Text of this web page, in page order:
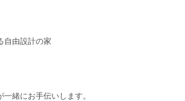
自由設計の家
緒にお手伝いします。